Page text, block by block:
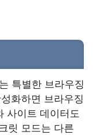
특별한 브라우징
화하면 브라우징
사이트 데이터도
릿 모드는 다른